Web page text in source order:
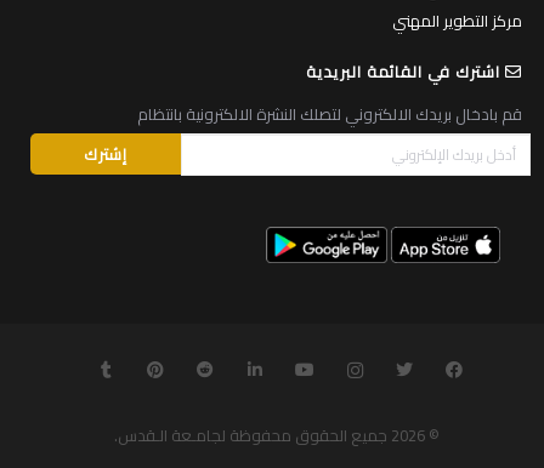
مركز التطوير المهني
اشترك في القائمة البريدية
قم بادخال بريدك الالكتروني لتصلك النشرة الالكترونية بانتظام
© 2026 جميع الحقوق محفوظة لجامـعة الـقدس.